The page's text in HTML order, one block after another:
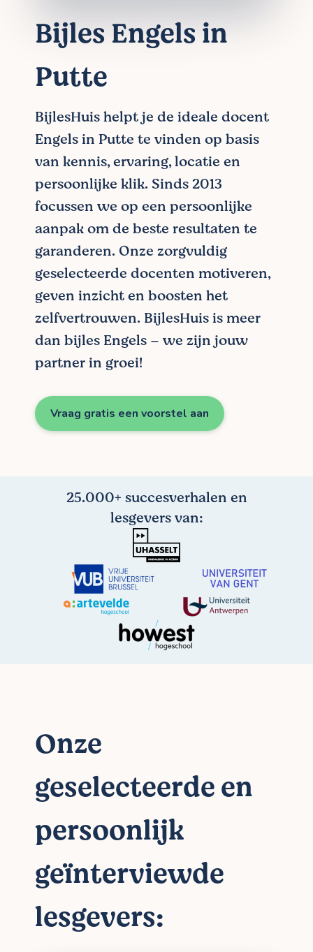
Bijles Engels in
Putte
BijlesHuis helpt je de ideale docent
Engels in Putte te vinden op basis
van kennis, ervaring, locatie en
persoonlijke klik. Sinds 2013
focussen we op een persoonlijke
aanpak om de beste resultaten te
garanderen. Onze zorgvuldig
geselecteerde docenten motiveren,
geven inzicht en boosten het
zelfvertrouwen. BijlesHuis is meer
dan bijles Engels – we zijn jouw
partner in groei!
Vraag gratis een voorstel aan
25.000+ succesverhalen en
lesgevers van:
Onze
geselecteerde en
persoonlijk
geïnterviewde
lesgevers: